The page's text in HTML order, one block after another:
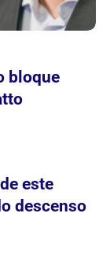
bloque
este
descenso